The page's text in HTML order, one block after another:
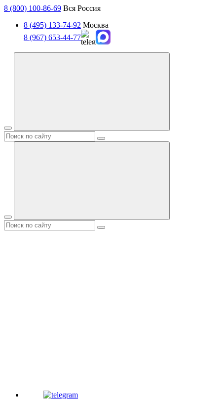
8 (800) 100-86-69 Вся Россия
8 (495) 133-74-92 Москва
8 (967) 653-44-77